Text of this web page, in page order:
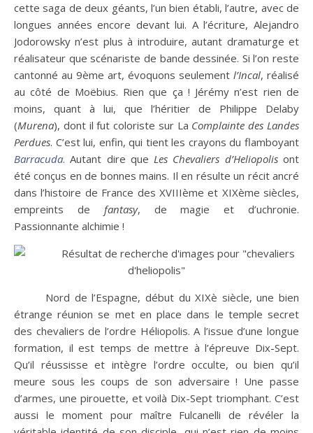
cette saga de deux géants, l’un bien établi, l’autre, avec de
longues années encore devant lui. A l’écriture, Alejandro
Jodorowsky n’est plus à introduire, autant dramaturge et
réalisateur que scénariste de bande dessinée. Si l’on reste
cantonné au 9ème art, évoquons seulement l’Incal, réalisé
au côté de Moëbius. Rien que ça ! Jérémy n’est rien de
moins, quant à lui, que l’héritier de Philippe Delaby
(Murena), dont il fut coloriste sur La Complainte des Landes
Perdues. C’est lui, enfin, qui tient les crayons du flamboyant
Barracuda. Autant dire queLes Chevaliers d’Heliopolisont
été conçus en de bonnes mains. Il en résulte un récit ancré
dans l’histoire de France des XVIIIème et XIXème siècles,
empreints de fantasy, de magie et d’uchronie.
Passionnante alchimie !
Nord de l’Espagne, début du XIXè siècle, une bien
étrange réunion se met en place dans le temple secret
des chevaliers de l’ordre Héliopolis. A l’issue d’une longue
formation, il est temps de mettre à l’épreuve Dix-Sept.
Qu’il réussisse et intègre l’ordre occulte, ou bien qu’il
meure sous les coups de son adversaire ! Une passe
d’armes, une pirouette, et voilà Dix-Sept triomphant. C’est
aussi le moment pour maître Fulcanelli de révéler la